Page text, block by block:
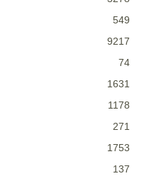
549
9217
74
1631
1178
271
1753
137